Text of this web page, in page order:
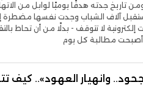
تاريخ جدته هدفًا يوميًا لوابل من
آلاف الشباب وجدت نفسها مضطرة
إلكترونية لا تتوقف - بدلًا من أن تحاط
أصبحت مطالبة كل يوم
وانهيار العهود».. كيف